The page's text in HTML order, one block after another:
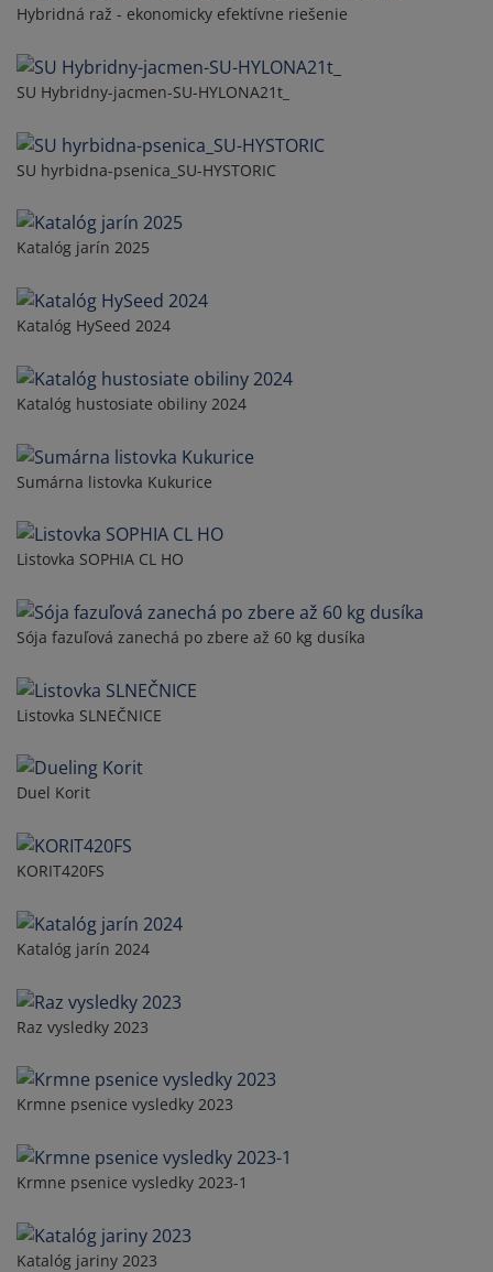
Hybridná raž - ekonomicky efektívne riešenie
SU Hybridny-jacmen-SU-HYLONA21t_
SU hyrbidna-psenica_SU-HYSTORIC
Katalóg jarín 2025
Katalóg HySeed 2024
Katalóg hustosiate obiliny 2024
Sumárna listovka Kukurice
Listovka SOPHIA CL HO
Sója fazuľová zanechá po zbere až 60 kg dusíka
Listovka SLNEČNICE
Duel Korit
KORIT420FS
Katalóg jarín 2024
Raz vysledky 2023
Krmne psenice vysledky 2023
Krmne psenice vysledky 2023-1
Katalóg jariny 2023